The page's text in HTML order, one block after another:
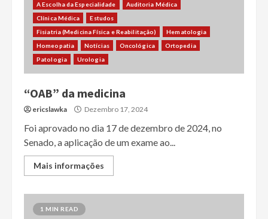
A Escolha da Especialidade
Auditoria Médica
Clínica Médica
Estudos
Fisiatria (Medicina Física e Reabilitação)
Hematologia
Homeopatia
Notícias Oncológica
Ortopedia
Patologia
Urologia
“OAB” da medicina
ericslawka Dezembro 17, 2024
Foi aprovado no dia 17 de dezembro de 2024, no
Senado, a aplicação de um exame ao...
Mais informações
1 MIN READ